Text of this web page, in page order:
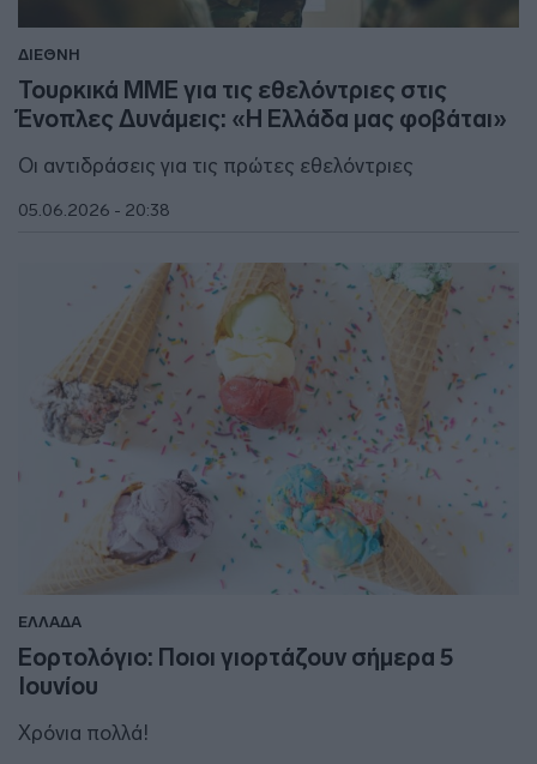
ΔΙΕΘΝΗ
Τουρκικά ΜΜΕ για τις εθελόντριες στις
Ένοπλες Δυνάμεις: «Η Ελλάδα μας φοβάται»
Οι αντιδράσεις για τις πρώτες εθελόντριες
05.06.2026 - 20:38
ΕΛΛΑΔΑ
Εορτολόγιο: Ποιοι γιορτάζουν σήμερα 5
Ιουνίου
Χρόνια πολλά!